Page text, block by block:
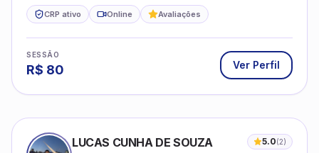
CRP ativo Online Avaliações
SESSÃO
R$ 80 Ver Perfil
LUCAS CUNHA DE SOUZA 5.0(2)